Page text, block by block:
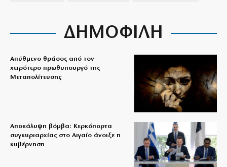
ΔΗΜΟΦΙΛΗ
Απύθμενο θράσος από τον
χειρότερο πρωθυπουργό της
Μεταπολίτευσης
Αποκάλυψη βόμβα: Κερκόπορτα
συγκυριαρχίας στο Αιγαίο άνοιξε η
κυβέρνηση